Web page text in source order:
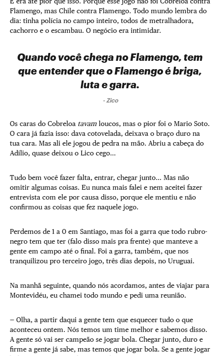
Flamengo, mas Chile contra Flamengo. Todo mundo lembra do
dia: tinha polícia no campo inteiro, todos de metralhadora,
cachorro e o escambau. O negócio era intimidar.
Quando você chega no Flamengo, tem
que entender que o Flamengo é briga,
luta e garra.
- Zico
Os caras do Cobreloa tavam loucos, mas o pior foi o Mario Soto.
O cara já fazia isso: dava cotovelada, deixava o braço duro na
tua cara. Mas ali ele jogou de pedra na mão. Abriu a cabeça do
Adílio, quase deixou o Lico cego…
Tudo bem você fazer falta, entrar, chegar junto… Mas não
omitir algumas coisas. Eu nunca mais falei e nem aceitei fazer
entrevista com ele por causa disso, porque ele mentiu e não
confirmou as coisas que fez naquele jogo.
Perdemos de 1 a 0 em Santiago, mas foi a garra que todo rubro-
negro tem que ter (falo disso mais pra frente) que manteve a
gente em campo até o final. Foi a garra, também, que nos
tranquilizou pro terceiro jogo, três dias depois, no Uruguai.
Na manhã seguinte, quando nós acordamos, antes de viajar para
Montevidéu, eu chamei todo mundo e pedi uma reunião.
— Olha, a partir daqui a gente tem que esquecer tudo o que
aconteceu ontem. Nós temos um time melhor e sabemos disso.
A gente só vai ser campeão se jogar bola. Chegar junto, duro e
firme a gente já sabe, mas temos que jogar bola. Se a gente jogar